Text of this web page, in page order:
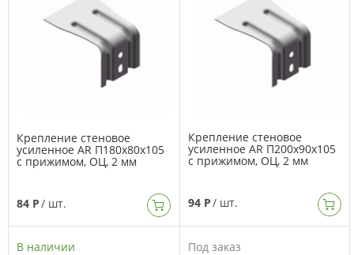
Крепление стеновое
усиленное AR П180х80х105
с прижимом, ОЦ, 2 мм
84 Р/ шт.
Крепление стеновое
усиленное AR П200х90х105
с прижимом, ОЦ, 2 мм
94 Р/ шт.
В наличии Под заказ